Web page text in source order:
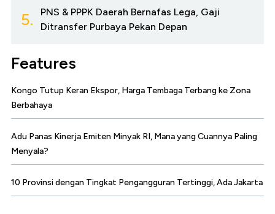
5.
PNS & PPPK Daerah Bernafas Lega, Gaji
Ditransfer Purbaya Pekan Depan
Features
Kongo Tutup Keran Ekspor, Harga Tembaga Terbang ke Zona
Berbahaya
Adu Panas Kinerja Emiten Minyak RI, Mana yang Cuannya Paling
Menyala?
10 Provinsi dengan Tingkat Pengangguran Tertinggi, Ada Jakarta